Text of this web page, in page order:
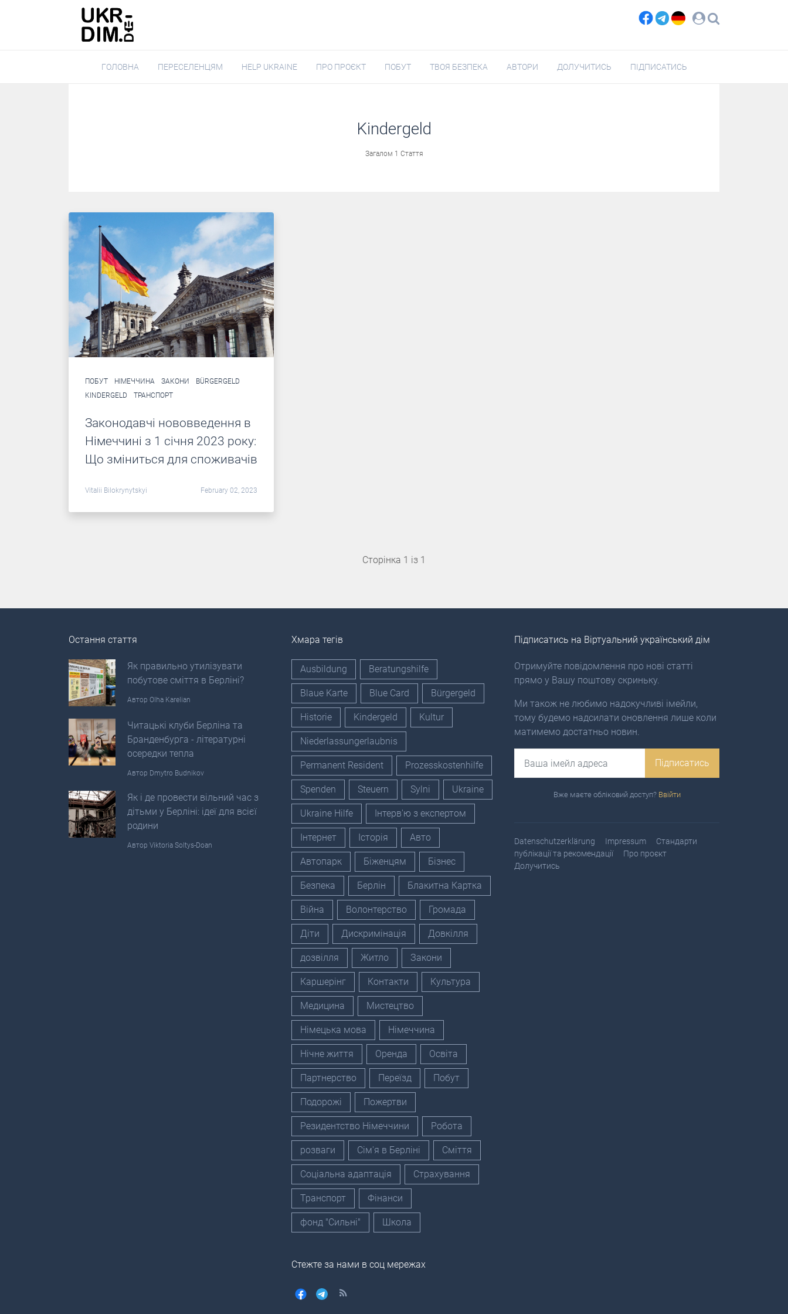
ГОЛОВНА ПЕРЕСЕЛЕНЦЯМ HELP UKRAINE ПРО ПРОЄКТ ПОБУТ ТВОЯ БЕЗПЕКА АВТОРИ ДОЛУЧИТИСЬ ПІДПИСАТИСЬ
Kindergeld
Загалом 1 Стаття
ПОБУТ НІМЕЧЧИНА ЗАКОНИ
BÜRGERGELD
KINDERGELD
ТРАНСПОРТ
Законодавчі нововведення в
Німеччині з 1 січня 2023 року:
Що зміниться для споживачів
Vitalii Bilokrynytskyi February 02, 2023
Сторінка 1 із 1
Остання стаття
Як правильно утилізувати
побутове сміття в Берліні?
Автор Olha Karelian
Читацькі клуби Берліна та
Бранденбурга - літературні
осередки тепла
Автор Dmytro Budnikov
Як і де провести вільний час з
дітьми у Берліні: ідеї для всієї
родини
Автор Viktoria Soltys-Doan
Хмара тегів
Ausbildung Beratungshilfe
Blaue Karte Blue Card Bürgergeld
Historie Kindergeld Kultur
Niederlassungerlaubnis
Permanent Resident Prozesskostenhilfe
Spenden Steuern Sylni Ukraine
Ukraine Hilfe Інтерв'ю з експертом
Інтернет Історія Авто
Автопарк Біженцям Бізнес
Безпека Берлін Блакитна Картка
Війна Волонтерство Громада
Діти Дискримінація Довкілля
дозвілля Житло Закони
Каршерінг Контакти Культура
Медицина Мистецтво
Німецька мова Німеччина
Нічне життя Оренда Освіта
Партнерство Переїзд Побут
Подорожі Пожертви
Резидентство Німеччини Робота
розваги Сім'я в Берліні Сміття
Соціальна адаптація Страхування
Транспорт Фінанси
фонд "Сильні" Школа
Стежте за нами в соц мережах
Підписатись на Віртуальний український дім
Отримуйте повідомлення про нові статті
прямо у Вашу поштову скриньку.
Ми також не любимо надокучливі імейли,
тому будемо надсилати оновлення лише коли
матимемо достатньо новин.
Підписатись
Вже маєте обліковий доступ? Ввійти
Datenschutzerklärung Impressum
Стандарти
публікації та рекомендації
Про проєкт
Долучитись